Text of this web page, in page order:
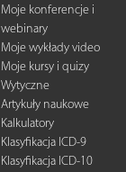
Moje konferencje i
webinary
Moje wykłady video
Moje kursy i quizy
Wytyczne
Artykuły naukowe
Kalkulatory
Klasyfikacja ICD-9
Klasyfikacja ICD-10